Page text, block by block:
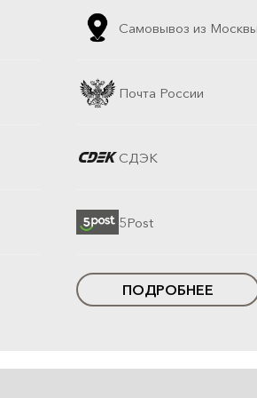
Самовывоз из
Почта России
СДЭК
5Post
ПОДРОБНЕЕ